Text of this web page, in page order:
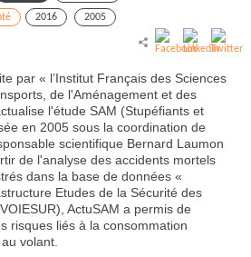
2016 2005
par « l’Institut Français des Sciences
de l'Aménagement et des
l'étude SAM (Stupéfiants et
en 2005 sous la coordination de
scientifique Bernard Laumon
de l'analyse des accidents mortels
dans la base de données «
Etudes de la Sécurité des
ActuSAM a permis de
risques liés à la consommation
volant.